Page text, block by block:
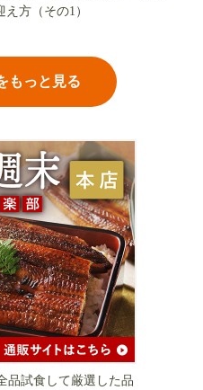
方（その1）
もっと見る
品試食して厳選した品